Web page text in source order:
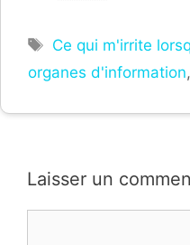
Étiquettes
Ce qui m'irrite
organes d'information,
Laisser un